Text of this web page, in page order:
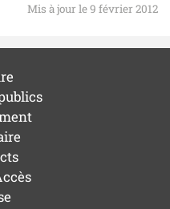
Mis à jour le 9 février 2012